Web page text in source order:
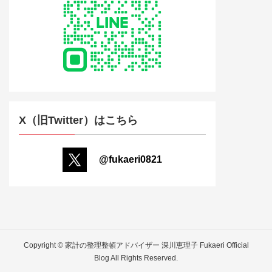
X（旧Twitter）はこちら
@fukaeri0821
Copyright © 家計の整理整頓アドバイザー 深川恵理子 Fukaeri Official
Blog All Rights Reserved.